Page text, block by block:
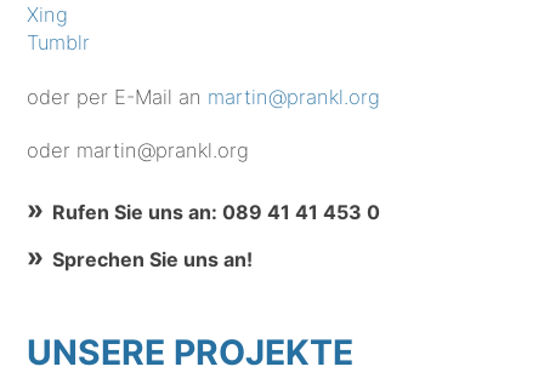
Xing
Tumblr
oder per E-Mail an martin@prankl.org
oder martin@prankl.org
Rufen Sie uns an: 089 41 41 453 0
Sprechen Sie uns an!
UNSERE PROJEKTE